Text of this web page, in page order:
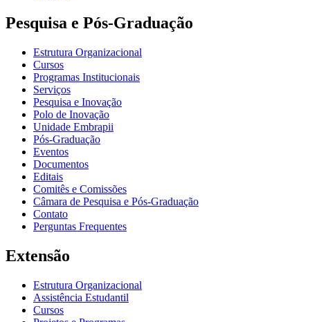
Pesquisa e Pós-Graduação
Estrutura Organizacional
Cursos
Programas Institucionais
Serviços
Pesquisa e Inovação
Polo de Inovação
Unidade Embrapii
Pós-Graduação
Eventos
Documentos
Editais
Comitês e Comissões
Câmara de Pesquisa e Pós-Graduação
Contato
Perguntas Frequentes
Extensão
Estrutura Organizacional
Assistência Estudantil
Cursos